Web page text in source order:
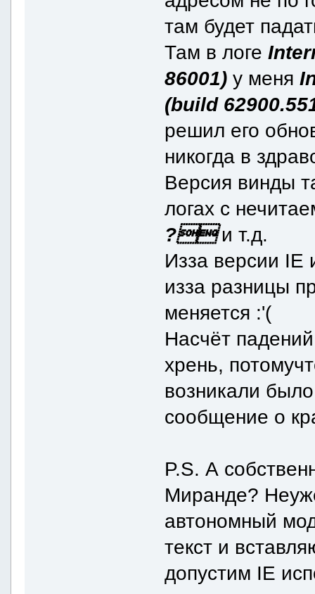
там будет
Там в логе
86001) у меня
(build
решил его
никогда в
Версия винды
логах с
?и т.д.
Изза версии IE
изза разницы
меняется :'(
Насчёт
хрень,
возникали
сообщение о
P.S. А
Миранде?
автономный
текст и
допустим IE